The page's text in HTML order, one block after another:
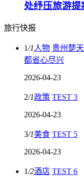
处纾压旅游提
旅行快报
1/1 人物 贵州楚
都省心尽兴
2026-04-23
2/1政策 TEST 3
2026-04-23
3/1美食 TEST 5
2026-04-23
1/2酒店 TEST 6